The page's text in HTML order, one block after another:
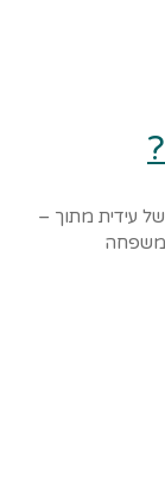
עידית מתוך –